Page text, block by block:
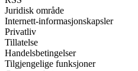
Juridisk område
Internett-informasjonskapsler
Privatliv
Tillatelse
Handelsbetingelser
Tilgjengelige funksjoner